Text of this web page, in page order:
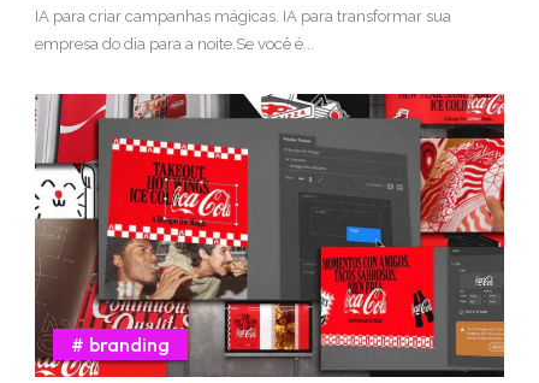
IA para criar campanhas mágicas. IA para transformar sua
empresa do dia para a noite.Se você é...
branding